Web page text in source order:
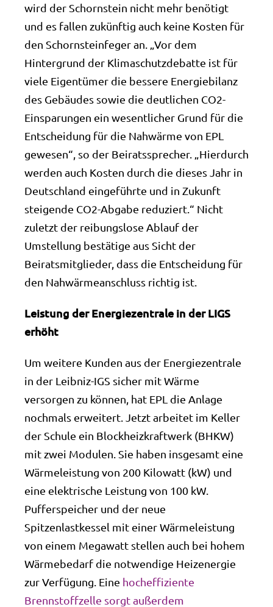
wird der Schornstein nicht mehr benötigt
und es fallen zukünftig auch keine Kosten für
den Schornsteinfeger an. „Vor dem
Hintergrund der Klimaschutzdebatte ist für
viele Eigentümer die bessere Energiebilanz
des Gebäudes sowie die deutlichen CO2-
Einsparungen ein wesentlicher Grund für die
Entscheidung für die Nahwärme von EPL
gewesen“, so der Beiratssprecher. „Hierdurch
werden auch Kosten durch die dieses Jahr in
Deutschland eingeführte und in Zukunft
steigende CO2-Abgabe reduziert.“ Nicht
zuletzt der reibungslose Ablauf der
Umstellung bestätige aus Sicht der
Beiratsmitglieder, dass die Entscheidung für
den Nahwärmeanschluss richtig ist.
Leistung der Energiezentrale in der LIGS
erhöht
Um weitere Kunden aus der Energiezentrale
in der Leibniz-IGS sicher mit Wärme
versorgen zu können, hat EPL die Anlage
nochmals erweitert. Jetzt arbeitet im Keller
der Schule ein Blockheizkraftwerk (BHKW)
mit zwei Modulen. Sie haben insgesamt eine
Wärmeleistung von 200 Kilowatt (kW) und
eine elektrische Leistung von 100 kW.
Pufferspeicher und der neue
Spitzenlastkessel mit einer Wärmeleistung
von einem Megawatt stellen auch bei hohem
Wärmebedarf die notwendige Heizenergie
zur Verfügung. Eine hocheffiziente
Brennstoffzelle sorgt außerdem